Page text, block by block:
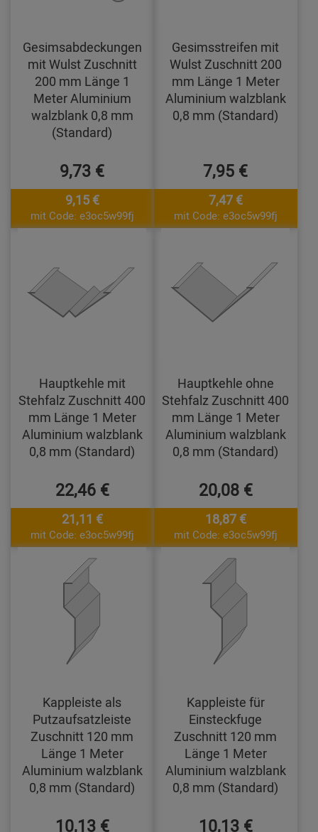
Gesimsabdeckungen
mit Wulst Zuschnitt
200 mm Länge 1
Meter Aluminium
walzblank 0,8 mm
(Standard)
9,73 €
9,15 €
mit Code: e3oc5w99fj
Gesimsstreifen mit
Wulst Zuschnitt 200
mm Länge 1 Meter
Aluminium walzblank
0,8 mm (Standard)
7,95 €
7,47 €
mit Code: e3oc5w99fj
Hauptkehle mit
Stehfalz Zuschnitt 400
mm Länge 1 Meter
Aluminium walzblank
0,8 mm (Standard)
22,46 €
21,11 €
mit Code: e3oc5w99fj
Hauptkehle ohne
Stehfalz Zuschnitt 400
mm Länge 1 Meter
Aluminium walzblank
0,8 mm (Standard)
20,08 €
18,87 €
mit Code: e3oc5w99fj
Kappleiste als
Putzaufsatzleiste
Zuschnitt 120 mm
Länge 1 Meter
Aluminium walzblank
0,8 mm (Standard)
10,13 €
Kappleiste für
Einsteckfuge
Zuschnitt 120 mm
Länge 1 Meter
Aluminium walzblank
0,8 mm (Standard)
10,13 €